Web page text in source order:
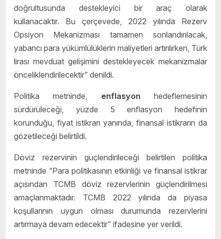
doğrultusunda destekleyici bir araç olarak
kullanacaktır. Bu çerçevede, 2022 yılında Rezerv
Opsiyon Mekanizması tamamen sonlandırılacak,
yabancı para yükümlülüklerin maliyetleri artırılırken, Türk
lirası mevduat gelişimini destekleyecek mekanizmalar
önceliklendirilecektir” denildi.
Politika metninde, enflasyon hedeflemesinin
sürdürüleceği, yüzde 5 enflasyon hedefinin
korunduğu, fiyat istikrarı yanında, finansal istikrarın da
gözetileceği belirtildi.
Döviz rezervinin güçlendirileceği belirtilen politika
metninde “Para politikasının etkinliği ve finansal istikrar
açısından TCMB döviz rezervlerinin güçlendirilmesi
amaçlanmaktadır. TCMB 2022 yılında da piyasa
koşullarının uygun olması durumunda rezervlerini
artırmaya devam edecektir” ifadesine yer verildi.